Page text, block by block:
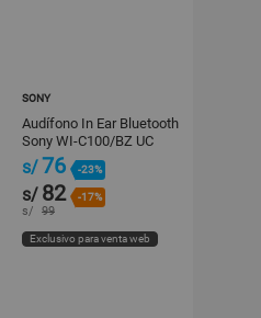
SONY
Audífono In Ear Bluetooth
Sony WI-C100/BZ UC
Negro
s/76 -23%
s/ 82 -17%
s/ 99
Exclusivo para venta web